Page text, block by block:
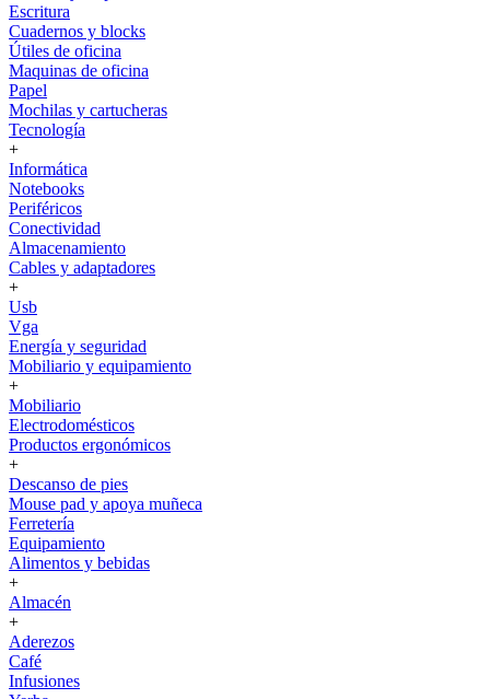
Escritura
Cuadernos y blocks
Útiles de oficina
Maquinas de oficina
Papel
Mochilas y cartucheras
Tecnología
+
Informática
Notebooks
Periféricos
Conectividad
Almacenamiento
Cables y adaptadores
+
Usb
Vga
Energía y seguridad
Mobiliario y equipamiento
+
Mobiliario
Electrodomésticos
Productos ergonómicos
+
Descanso de pies
Mouse pad y apoya muñeca
Ferretería
Equipamiento
Alimentos y bebidas
+
Almacén
+
Aderezos
Café
Infusiones